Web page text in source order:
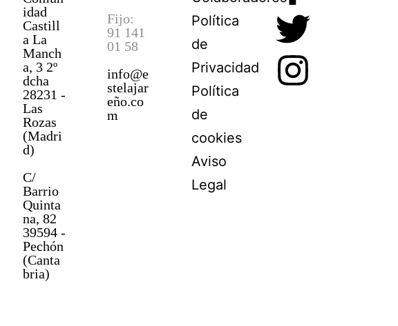
idad
Castill
a La
Manch
a, 3 2º
dcha
28231 -
Las
Rozas
(Madri
d)
C/
Barrio
Quinta
na, 82
39594 -
Pechón
(Canta
bria)
Fijo:
91 141
01 58
info@e
stelajar
eño.co
m
Política
de
Privacidad
Política
de
cookies
Aviso
Legal